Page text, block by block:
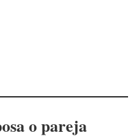
o pareja